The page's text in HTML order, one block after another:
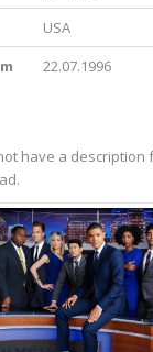
USA
22.07.1996
have a description